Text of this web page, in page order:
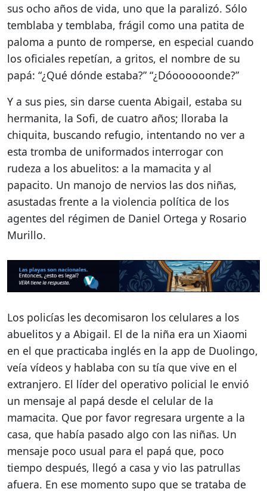
sus ocho años de vida, uno que la paralizó. Sólo
temblaba y temblaba, frágil como una patita de
paloma a punto de romperse, en especial cuando
los oficiales repetían, a gritos, el nombre de su
papá: “¿Qué dónde estaba?” “¿Dóoooooonde?”
Y a sus pies, sin darse cuenta Abigail, estaba su
hermanita, la Sofi, de cuatro años; lloraba la
chiquita, buscando refugio, intentando no ver a
esta tromba de uniformados interrogar con
rudeza a los abuelitos: a la mamacita y al
papacito. Un manojo de nervios las dos niñas,
asustadas frente a la violencia política de los
agentes del régimen de Daniel Ortega y Rosario
Murillo.
Los policías les decomisaron los celulares a los
abuelitos y a Abigail. El de la niña era un Xiaomi
en el que practicaba inglés en la app de Duolingo,
veía vídeos y hablaba con su tía que vive en el
extranjero. El líder del operativo policial le envió
un mensaje al papá desde el celular de la
mamacita. Que por favor regresara urgente a la
casa, que había pasado algo con las niñas. Un
mensaje poco usual para el papá que, poco
tiempo después, llegó a casa y vio las patrullas
afuera. En ese momento supo que se trataba de